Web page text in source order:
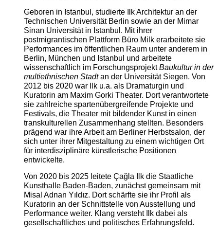
Geboren in Istanbul, studierte Ilk Architektur an der
Technischen Universität Berlin sowie an der Mimar
Sinan Universität in Istanbul. Mit ihrer
postmigrantischen Plattform Büro Milk erarbeitete sie
Performances im öffentlichen Raum unter anderem in
Berlin, München und Istanbul und arbeitete
wissenschaftlich im ForschungsprojektBaukultur in der
multiethnischen Stadtan der Universität Siegen. Von
2012 bis 2020 war Ilk u.a. als Dramaturgin und
Kuratorin am Maxim Gorki Theater. Dort verantwortete
sie zahlreiche spartenübergreifende Projekte und
Festivals, die Theater mit bildender Kunst in einen
transkulturellen Zusammenhang stellten. Besonders
prägend war ihre Arbeit am Berliner Herbstsalon, der
sich unter ihrer Mitgestaltung zu einem wichtigen Ort
für interdisziplinäre künstlerische Positionen
entwickelte.
Von 2020 bis 2025 leitete Çağla Ilk die Staatliche
Kunsthalle Baden-Baden, zunächst gemeinsam mit
Misal Adnan Yıldız. Dort schärfte sie ihr Profil als
Kuratorin an der Schnittstelle von Ausstellung und
Performance weiter. Klang versteht Ilk dabei als
gesellschaftliches und politisches Erfahrungsfeld.